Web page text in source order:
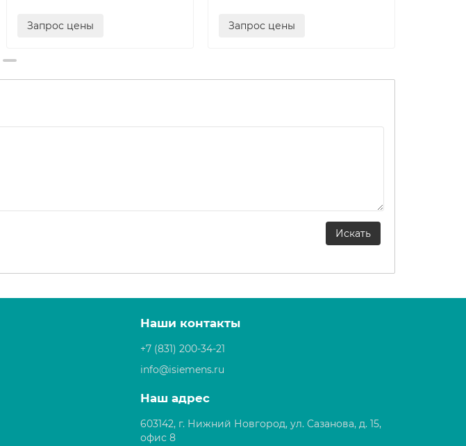
Запрос цены Запрос цены
Наши контакты
+7 (831) 200-34-21
info@isiemens.ru
Наш адрес
603142, г. Нижний Новгород, ул. Сазанова, д. 15,
офис 8